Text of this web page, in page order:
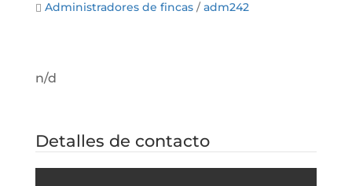
Administradores de fincas/ adm242
n/d
Detalles de contacto